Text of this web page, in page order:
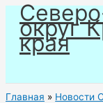
Перейти
содержимому
округ
края
Главная
Новости